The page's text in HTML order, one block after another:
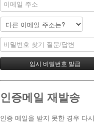
인증메일 재발송
인증 메일을 받지 못한 경우 다